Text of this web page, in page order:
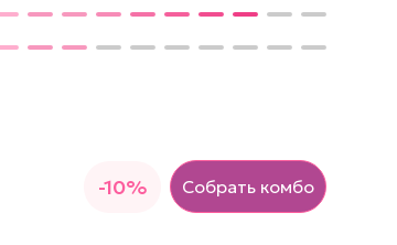
Презервативы
-10% Собрать комбо